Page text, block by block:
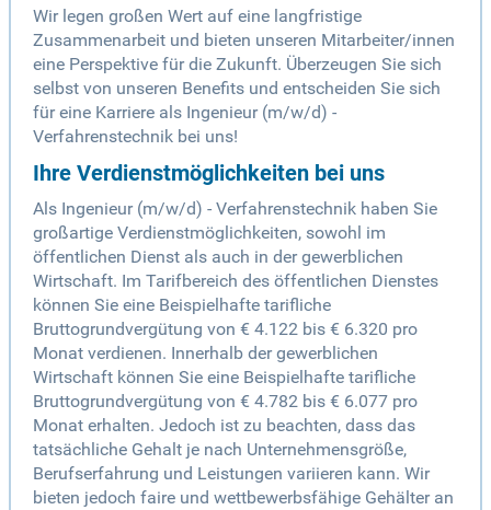
Wir legen großen Wert auf eine langfristige
Zusammenarbeit und bieten unseren Mitarbeiter/innen
eine Perspektive für die Zukunft. Überzeugen Sie sich
selbst von unseren Benefits und entscheiden Sie sich
für eine Karriere als Ingenieur (m/w/d) -
Verfahrenstechnik bei uns!
Ihre Verdienstmöglichkeiten bei uns
Als Ingenieur (m/w/d) - Verfahrenstechnik haben Sie
großartige Verdienstmöglichkeiten, sowohl im
öffentlichen Dienst als auch in der gewerblichen
Wirtschaft. Im Tarifbereich des öffentlichen Dienstes
können Sie eine Beispielhafte tarifliche
Bruttogrundvergütung von € 4.122 bis € 6.320 pro
Monat verdienen. Innerhalb der gewerblichen
Wirtschaft können Sie eine Beispielhafte tarifliche
Bruttogrundvergütung von € 4.782 bis € 6.077 pro
Monat erhalten. Jedoch ist zu beachten, dass das
tatsächliche Gehalt je nach Unternehmensgröße,
Berufserfahrung und Leistungen variieren kann. Wir
bieten jedoch faire und wettbewerbsfähige Gehälter an